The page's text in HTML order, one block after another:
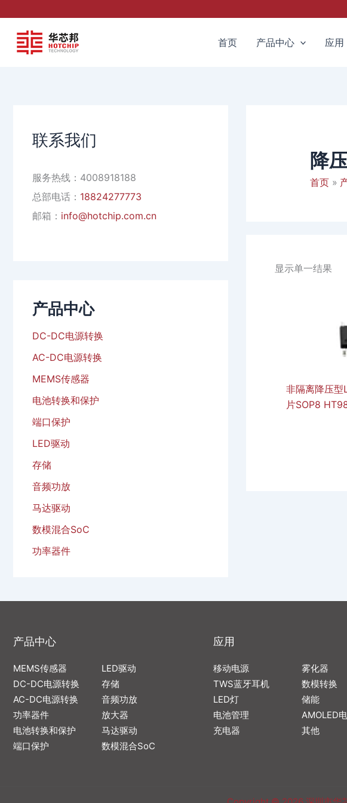
首页 产品中心 应用
联系我们
服务热线：4008918188
总部电话： 18824277773
邮箱： info@hotchip.com.cn
产品中心
DC-DC电源转换
AC-DC电源转换
MEMS传感器
电池转换和保护
端口保护
LED驱动
存储
音频功放
马达驱动
数模混合SoC
功率器件
降
首页
显示单一结果
非隔离降压型
片SOP8
产品中心
MEMS传感器
DC-DC电源转换
AC-DC电源转换
功率器件
电池转换和保护
端口保护
LED驱动
存储
音频功放
放大器
马达驱动
数模混合SoC
应用
移动电源
TWS蓝牙耳机
LED灯
电池管理
充电器
雾化器
数模转换
储能
AMOLED
其他